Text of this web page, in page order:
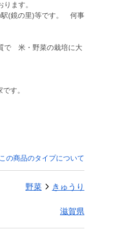
ます。
駅(鏡の里)等です。 何事
で 米・野菜の栽培に大
この商品のタイプについて
野菜 きゅうり
滋賀県